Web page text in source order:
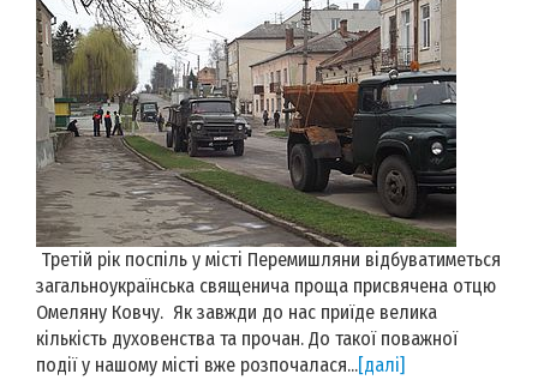
Третій рік поспіль у місті Перемишляни відбуватиметься
загальноукраїнська священича проща присвячена отцю
Омеляну Ковчу. Як завжди до нас приїде велика
кількість духовенства та прочан. До такої поважної
події у нашому місті вже розпочалася...[далі]